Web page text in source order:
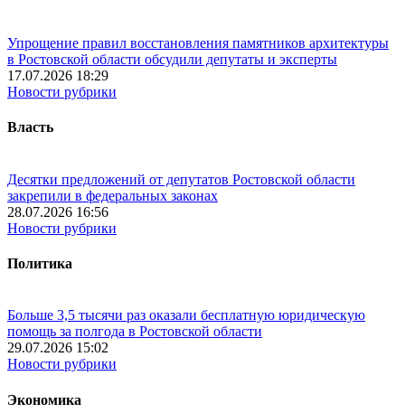
Упрощение правил восстановления памятников архитектуры
в Ростовской области обсудили депутаты и эксперты
17.07.2026 18:29
Новости рубрики
Власть
Десятки предложений от депутатов Ростовской области
закрепили в федеральных законах
28.07.2026 16:56
Новости рубрики
Политика
Больше 3,5 тысячи раз оказали бесплатную юридическую
помощь за полгода в Ростовской области
29.07.2026 15:02
Новости рубрики
Экономика